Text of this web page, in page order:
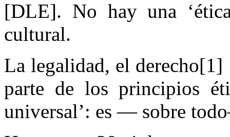
[DLE]. No hay una
cultural.
La legalidad, el
parte de los principios
universal’: es — sobre